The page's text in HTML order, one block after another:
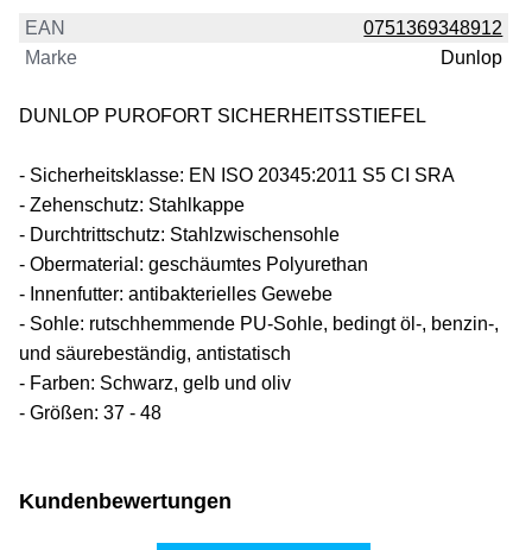
EAN
0751369348912
Marke
Dunlop
DUNLOP PUROFORT SICHERHEITSSTIEFEL
- Sicherheitsklasse: EN ISO 20345:2011 S5 CI SRA
- Zehenschutz: Stahlkappe
- Durchtrittschutz: Stahlzwischensohle
- Obermaterial: geschäumtes Polyurethan
- Innenfutter: antibakterielles Gewebe
- Sohle: rutschhemmende PU-Sohle, bedingt öl-, benzin-,
und säurebeständig, antistatisch
- Farben: Schwarz, gelb und oliv
- Größen: 37 - 48
Kundenbewertungen